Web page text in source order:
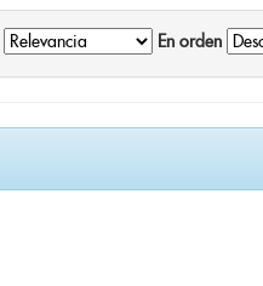
En orden